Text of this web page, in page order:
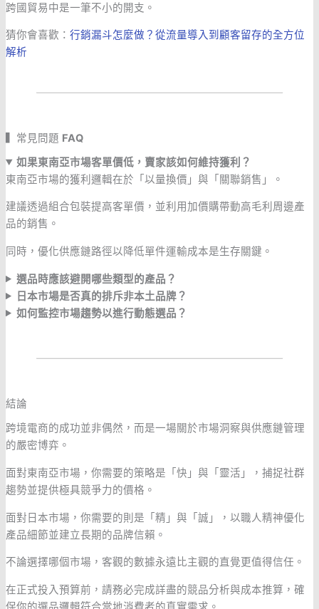
跨國貿易中是一筆不小的開支。
猜你會喜歡： 行銷漏斗怎麼做？從流量導入到顧客留存的全方位
解析
▍常見問題 FAQ
如果東南亞市場客單價低，賣家該如何維持獲利？
東南亞市場的獲利邏輯在於「以量換價」與「關聯銷售」。
建議透過組合包裝提高客單價，並利用加價購帶動高毛利周邊產
品的銷售。
同時，優化供應鏈路徑以降低單件運輸成本是生存關鍵。
選品時應該避開哪些類型的產品？
日本市場是否真的排斥非本土品牌？
如何監控市場趨勢以進行動態選品？
結論
跨境電商的成功並非偶然，而是一場關於市場洞察與供應鏈管理
的嚴密博弈。
面對東南亞市場，你需要的策略是「快」與「靈活」，捕捉社群
趨勢並提供極具競爭力的價格。
面對日本市場，你需要的則是「精」與「誠」，以職人精神優化
產品細節並建立長期的品牌信賴。
不論選擇哪個市場，客觀的數據永遠比主觀的直覺更值得信任。
在正式投入預算前，請務必完成詳盡的競品分析與成本推算，確